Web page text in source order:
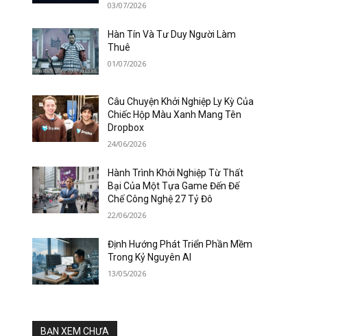
03/07/2026
Hàn Tín Và Tư Duy Người Làm
Thuê
01/07/2026
Câu Chuyện Khởi Nghiệp Ly Kỳ Của
Chiếc Hộp Màu Xanh Mang Tên
Dropbox
24/06/2026
Hành Trình Khởi Nghiệp Từ Thất
Bại Của Một Tựa Game Đến Đế
Chế Công Nghệ 27 Tỷ Đô
22/06/2026
Định Hướng Phát Triển Phần Mềm
Trong Kỷ Nguyên AI
13/05/2026
BẠN XEM CHƯA